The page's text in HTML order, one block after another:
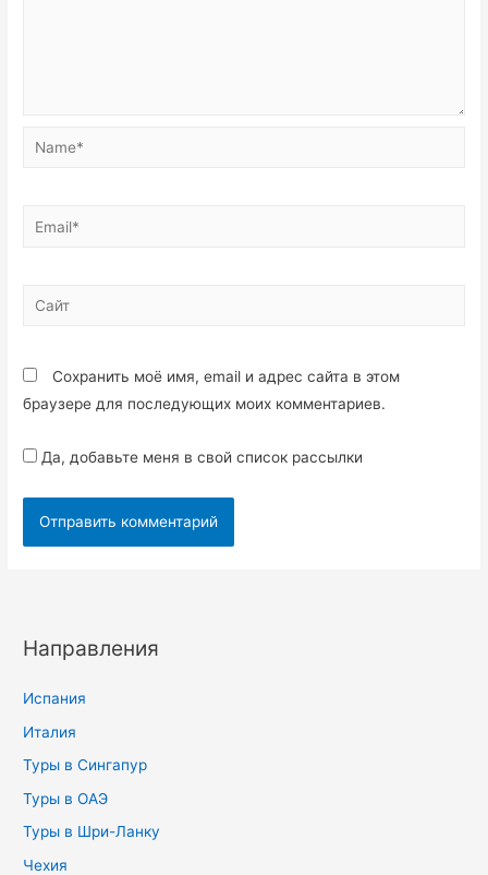
Сохранить моё имя, email и адрес сайта в этом
браузере для последующих моих комментариев.
Да, добавьте меня в свой список рассылки
Направления
Испания
Италия
Туры в Сингапур
Туры в ОАЭ
Туры в Шри-Ланку
Чехия